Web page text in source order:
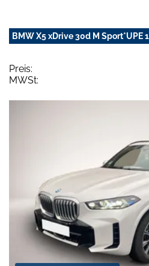
BMW X5 xDrive 30d M Sport*UPE
Preis:
MWSt: